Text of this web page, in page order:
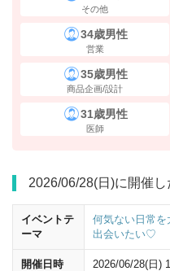
に進んでください
その他
34歳男性
営業
35歳男性
商品企画/設計
31歳男性
医師
2026/06/28(日)に開催し
イベントテ
ーマ
何気ない日常を
出会いたい♡
開催日時 2026/06/28(日)